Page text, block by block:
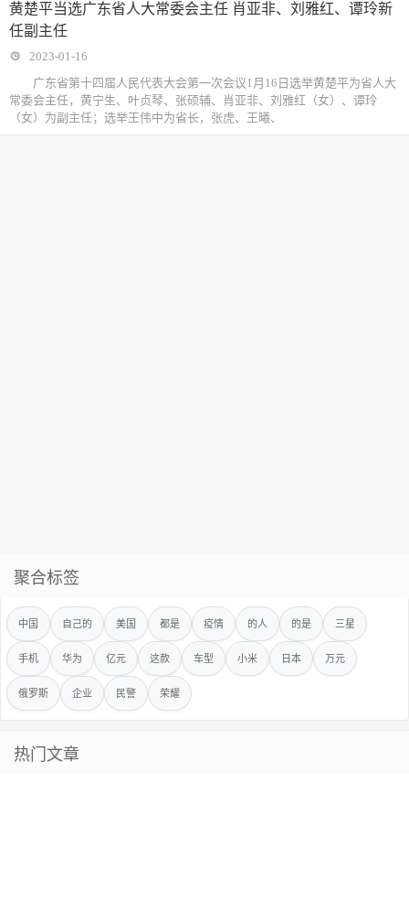
黄楚平当选广东省人大常委会主任 肖亚非、刘雅红、谭玲新
任副主任
2023-01-16
广东省第十四届人民代表大会第一次会议1月16日选举黄楚平为省人大
常委会主任，黄宁生、叶贞琴、张硕辅、肖亚非、刘雅红（女）、谭玲
（女）为副主任；选举王伟中为省长，张虎、王曦、
聚合标签
中国 自己的 美国 都是 疫情 的人 的是 三星
手机 华为 亿元 这款 车型 小米 日本 万元
俄罗斯 企业 民警 荣耀
热门文章